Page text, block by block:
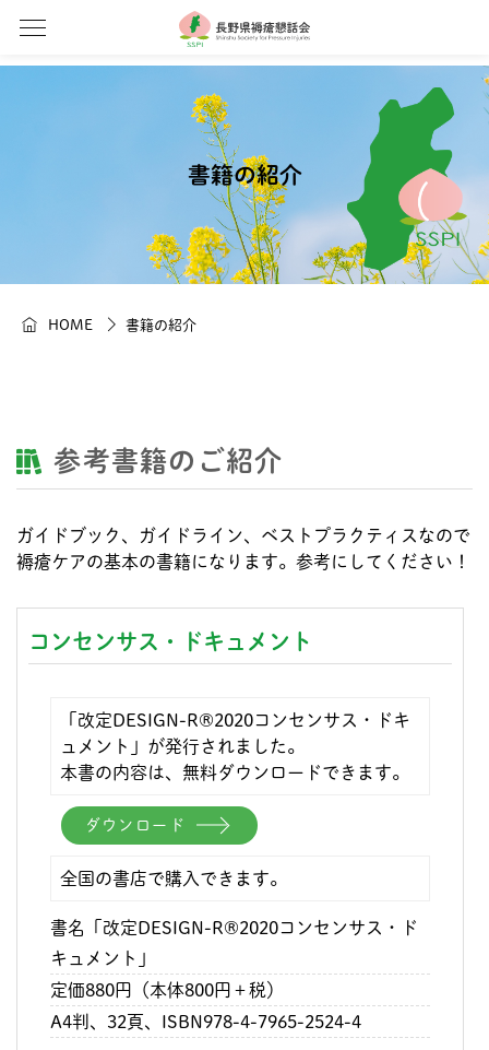
書籍の紹介
HOME 書籍の紹介
参考書籍のご紹介
ガイドブック、ガイドライン、ベストプラクティスなので
褥瘡ケアの基本の書籍になります。参考にしてください！
コンセンサス・ドキュメント
「改定DESIGN-R®2020コンセンサス・ドキ
ュメント」が発行されました。
本書の内容は、無料ダウンロードできます。
ダウンロード
全国の書店で購入できます。
書名「改定DESIGN-R®2020コンセンサス・ド
キュメント」
定価880円（本体800円＋税）
A4判、32頁、ISBN978-4-7965-2524-4